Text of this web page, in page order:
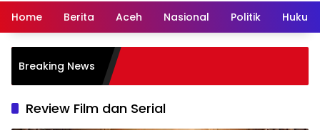
Home Berita Aceh Nasional Politik
Breaking News
Review Film dan Serial